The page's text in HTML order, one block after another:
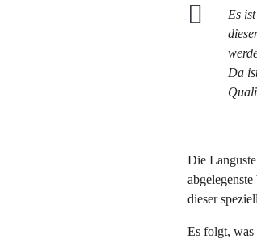
Es
Da
Die
dieser
Es folgt, was